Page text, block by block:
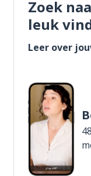
Zoek
leuk
Leer over